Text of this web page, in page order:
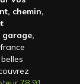
chemin,
garage,